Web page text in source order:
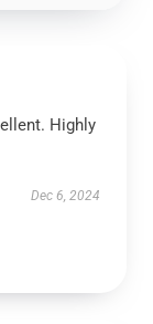
Highly
Dec 6, 2024